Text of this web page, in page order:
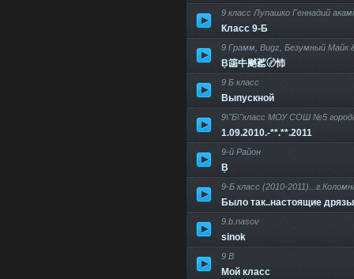
9 класс Лупашко Геннадий
Класс 9-Б
9 Грамм, Bugz, Безумный Майк
Ḅ䈄㐄䬄䔄〄㤄
9 Б класс
Выпускной
9\"Б\"класс МОУ СОШ №5
1.09.2010.-**.**.2011
9-й Район
Ḅ
9-Б класс (2010-
Было так..настоящие
9.b.nasov
sinok
9 B
Мой класс